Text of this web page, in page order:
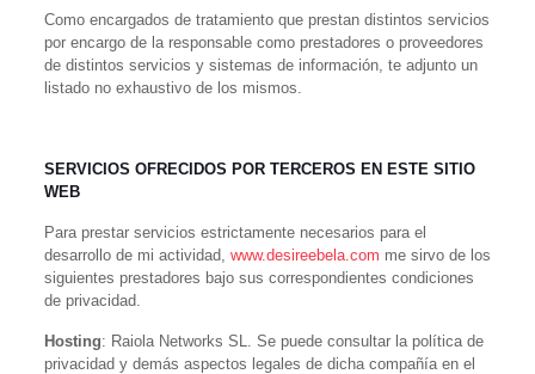
Como encargados de tratamiento que prestan distintos servicios
por encargo de la responsable como prestadores o proveedores
de distintos servicios y sistemas de información, te adjunto un
listado no exhaustivo de los mismos.
SERVICIOS OFRECIDOS POR TERCEROS EN ESTE SITIO
WEB
Para prestar servicios estrictamente necesarios para el
desarrollo de mi actividad, www.desireebela.com me sirvo de los
siguientes prestadores bajo sus correspondientes condiciones
de privacidad.
Hosting: Raiola Networks SL. Se puede consultar la política de
privacidad y demás aspectos legales de dicha compañía en el